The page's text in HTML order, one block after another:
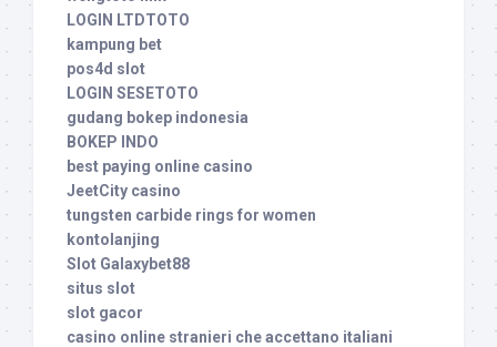
LOGIN LTDTOTO
kampung bet
pos4d slot
LOGIN SESETOTO
gudang bokep indonesia
BOKEP INDO
best paying online casino
JeetCity casino
tungsten carbide rings for women
kontolanjing
Slot Galaxybet88
situs slot
slot gacor
casino online stranieri che accettano italiani